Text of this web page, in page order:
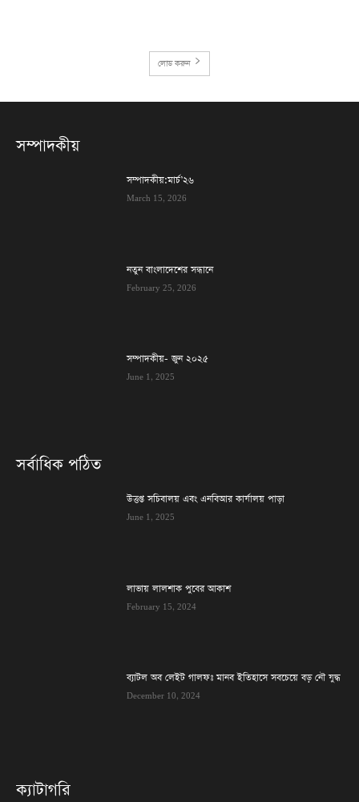
লোড করুন
সম্পাদকীয়
সম্পাদকীয়:মার্চ’২৬
March 15, 2026
নতুন বাংলাদেশের সন্ধানে
February 25, 2026
সম্পাদকীয়- জুন ২০২৫
June 1, 2025
সর্বাধিক পঠিত
উত্তপ্ত সচিবালয় এবং এনবিআর কার্যালয় পাড়া
June 1, 2025
লাভায় লালশাক পুবের আকাশ
February 15, 2024
ব্যাটল অব লেইট গালফঃ মানব ইতিহাসে সবচেয়ে বড় নৌ যুদ্ধ
December 10, 2024
ক্যাটাগরি